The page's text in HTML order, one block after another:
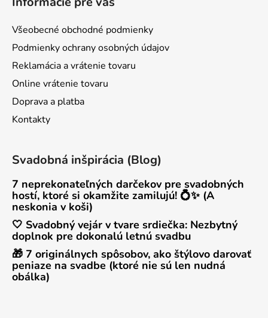
Všeobecné obchodné podmienky
Podmienky ochrany osobných údajov
Reklamácia a vrátenie tovaru
Online vrátenie tovaru
Doprava a platba
Kontakty
Svadobná inšpirácia (Blog)
7 neprekonateľných darčekov pre svadobných
hostí, ktoré si okamžite zamilujú! 💍✨ (A
neskonia v koši)
🤍 Svadobný vejár v tvare srdiečka: Nezbytný
doplnok pre dokonalú letnú svadbu
🎁 7 originálnych spôsobov, ako štýlovo darovať
peniaze na svadbe (ktoré nie sú len nudná
obálka)